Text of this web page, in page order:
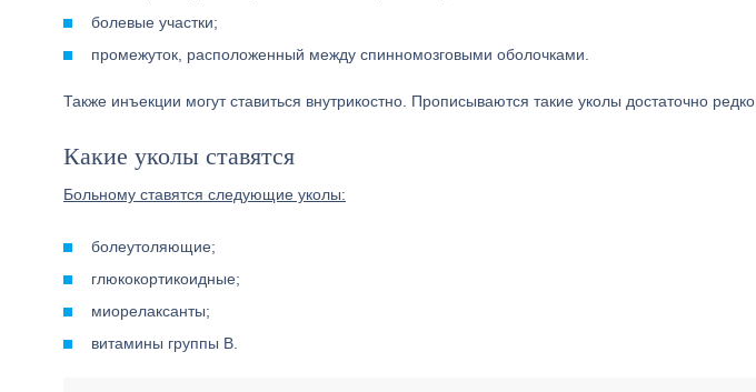
болевые участки;
промежуток, расположенный между спинномозговыми оболочками.
Также инъекции могут ставиться внутрикостно. Прописываются такие уколы достаточно редко.
Какие уколы ставятся
Больному ставятся следующие уколы:
болеутоляющие;
глюкокортикоидные;
миорелаксанты;
витамины группы B.